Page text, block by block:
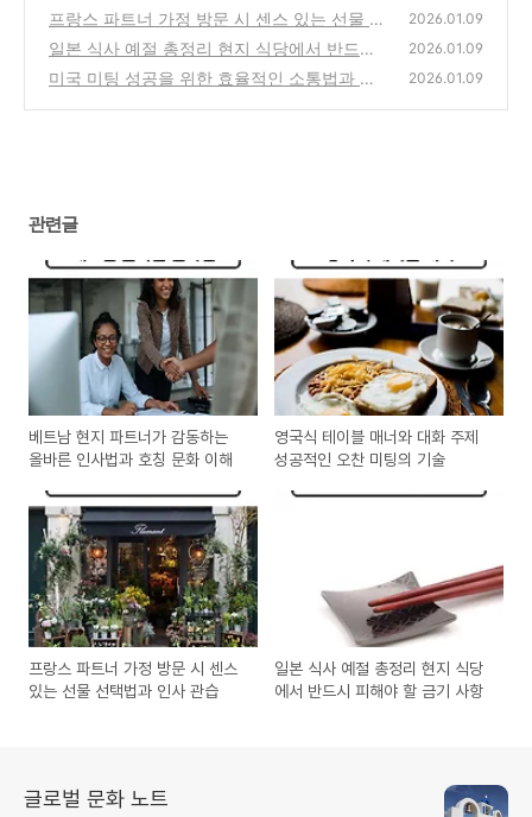
찬 미팅의 기술
(0)
프랑스 파트너 가정 방문 시 센스 있는 선물 선
택법과 인사 관습
(1)
2026.01.09
일본 식사 예절 총정리 현지 식당에서 반드시
피해야 할 금기 사항
(1)
2026.01.09
미국 미팅 성공을 위한 효율적인 소통법과 핵
2026.01.09
관련글
베트남 현지 파트너가 감동하는
올바른 인사법과 호칭 문화 이해
영국식 테이블 매너와 대화 주제
성공적인 오찬 미팅의 기술
프랑스 파트너 가정 방문 시 센스
있는 선물 선택법과 인사 관습
일본 식사 예절 총정리 현지 식당
에서 반드시 피해야 할 금기 사항
글로벌 문화 노트